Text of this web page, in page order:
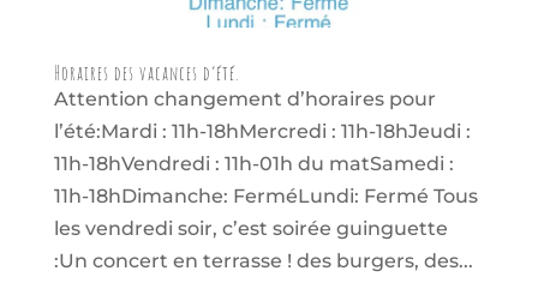
Horaires des vacances d’été.
Attention changement d’horaires pour
l’été:Mardi : 11h-18hMercredi : 11h-18hJeudi :
11h-18hVendredi : 11h-01h du matSamedi :
11h-18hDimanche: FerméLundi: Fermé Tous
les vendredi soir, c’est soirée guinguette
:Un concert en terrasse ! des burgers, des...